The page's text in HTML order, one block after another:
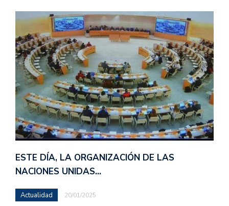
ESTE DÍA, LA ORGANIZACIÓN DE LAS
NACIONES UNIDAS…
Actualidad 20/01/2025